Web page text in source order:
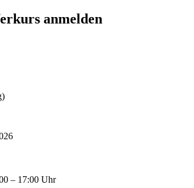
anmelden
– 17:00 Uhr